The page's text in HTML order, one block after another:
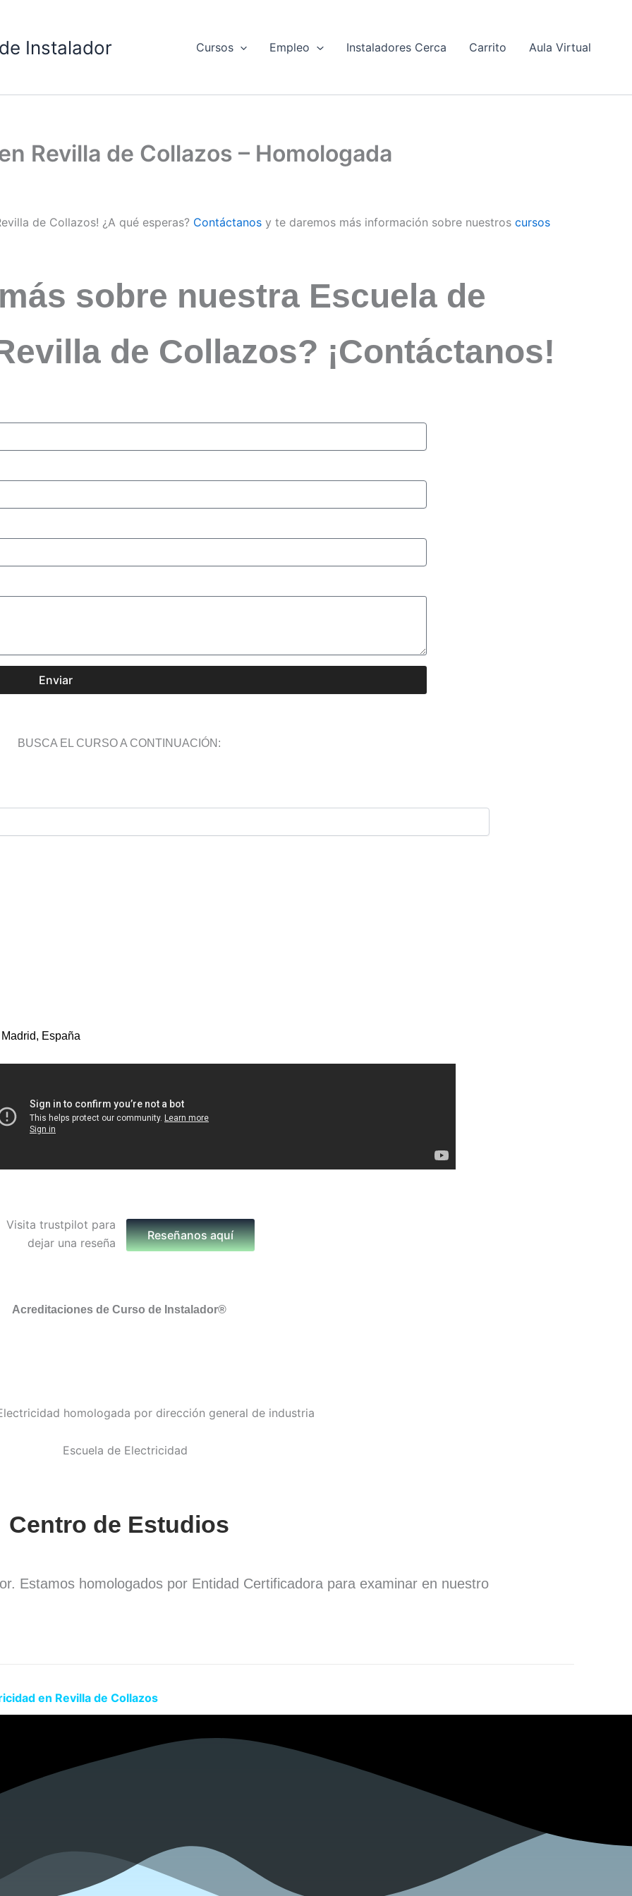
Instalador Cursos Empleo Instaladores Cerca Carrito Aula Virtual
Revilla de Collazos – Homologada
de Collazos! ¿A qué esperas? Contáctanos y te daremos más información sobre nuestros cursos
sobre nuestra Escuela de
de Collazos? ¡Contáctanos!
Enviar
BUSCA EL CURSO A CONTINUACIÓN:
España
Reseñanos aquí
Acreditaciones de Curso de Instalador®
Centro de Estudios
Estamos homologados por Entidad Certificadora para examinar en nuestro
en Revilla de Collazos